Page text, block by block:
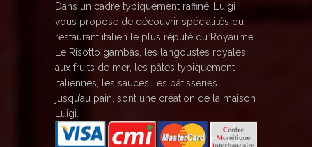
Dans un cadre typiquement raffiné, Luigi
vous propose de découvrir spécialités du
restaurant italien le plus réputé du Royaume.
Le Risotto gambas, les langoustes royales
aux fruits de mer, les pâtes typiquement
italiennes, les sauces, les pâtisseries…
jusqu’au pain, sont une création de la maison
Luigi.